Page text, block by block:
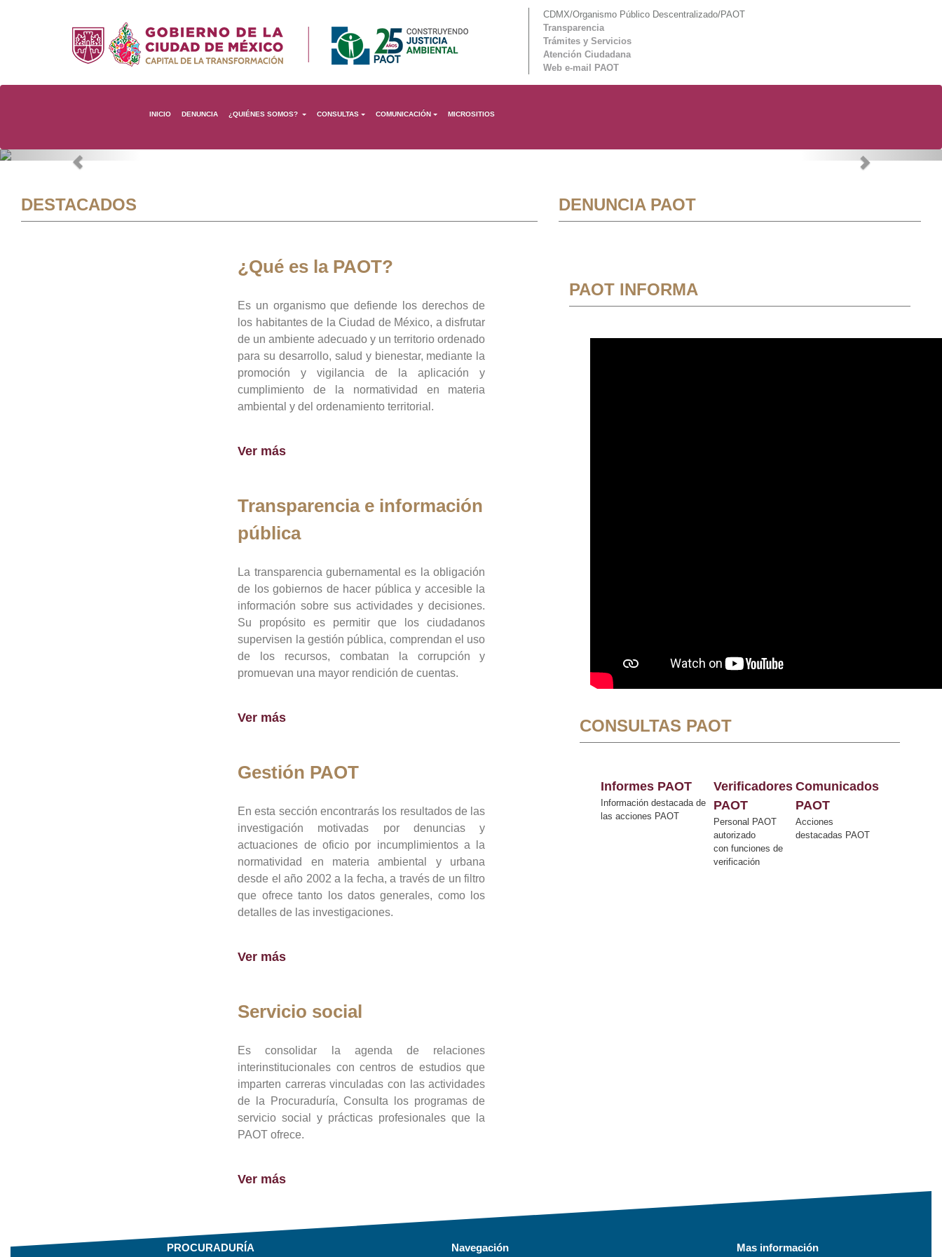
CDMX/Organismo Público Descentralizado/PAOT
Transparencia
Trámites y Servicios
Atención Ciudadana
Web e-mail PAOT
INICIO DENUNCIA ¿QUIÉNES SOMOS? CONSULTAS COMUNICACIÓN MICROSITIOS
Previous Next
DESTACADOS
¿Qué es la PAOT?
Es un organismo que defiende los derechos de
los habitantes de la Ciudad de México, a disfrutar
de un ambiente adecuado y un territorio ordenado
para su desarrollo, salud y bienestar, mediante la
promoción y vigilancia de la aplicación y
cumplimiento de la normatividad en materia
ambiental y del ordenamiento territorial.
Ver más
Transparencia e información
pública
La transparencia gubernamental es la obligación
de los gobiernos de hacer pública y accesible la
información sobre sus actividades y decisiones.
Su propósito es permitir que los ciudadanos
supervisen la gestión pública, comprendan el uso
de los recursos, combatan la corrupción y
promuevan una mayor rendición de cuentas.
Ver más
Gestión PAOT
En esta sección encontrarás los resultados de las
investigación motivadas por denuncias y
actuaciones de oficio por incumplimientos a la
normatividad en materia ambiental y urbana
desde el año 2002 a la fecha, a través de un filtro
que ofrece tanto los datos generales, como los
detalles de las investigaciones.
Ver más
Servicio social
Es consolidar la agenda de relaciones
interinstitucionales con centros de estudios que
imparten carreras vinculadas con las actividades
de la Procuraduría, Consulta los programas de
servicio social y prácticas profesionales que la
PAOT ofrece.
Ver más
DENUNCIA PAOT
PAOT INFORMA
CONSULTAS PAOT
Informes PAOT
Información destacada de
las acciones PAOT
Verificadores
PAOT
Personal PAOT
autorizado
con funciones de
verificación
Comunicados
PAOT
Acciones
destacadas PAOT
PROCURADURÍA Navegación Mas información